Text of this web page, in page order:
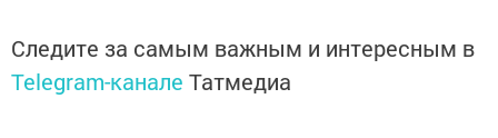
Следите за самым важным и интересным в
Telegram-канале Татмедиа